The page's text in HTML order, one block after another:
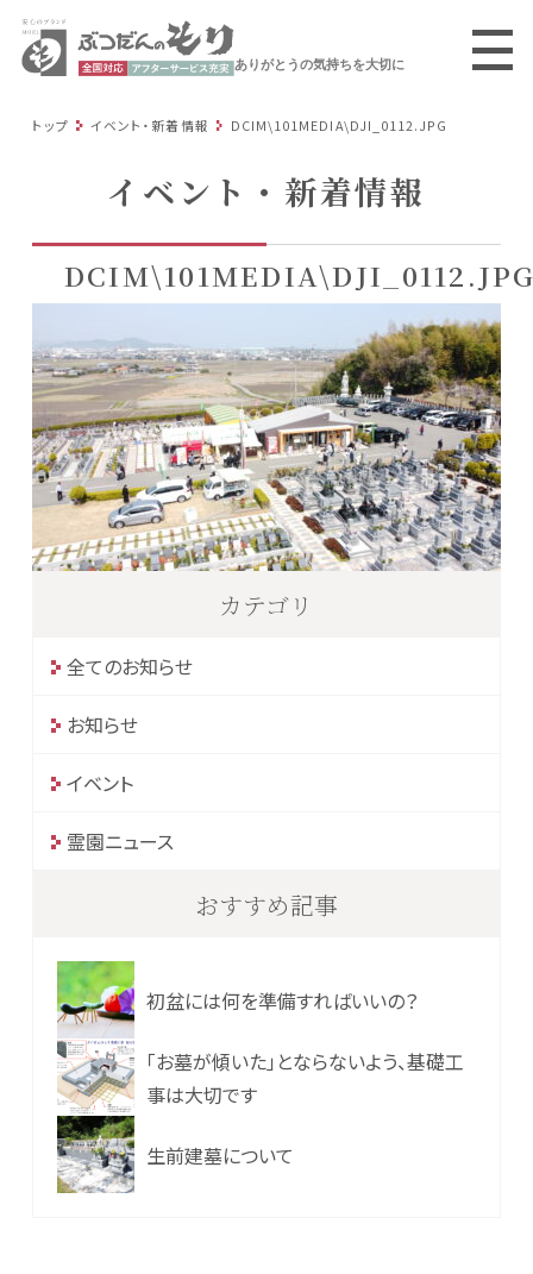
ありがとうの気持ちを大切に
トップ イベント・新着情報 DCIM\101MEDIA\DJI_0112.JPG
イベント・新着情報
カテゴリ
全てのお知らせ
お知らせ
イベント
霊園ニュース
おすすめ記事
初盆には何を準備すればいいの？
「お墓が傾いた」とならないよう、基礎工
事は大切です
生前建墓について